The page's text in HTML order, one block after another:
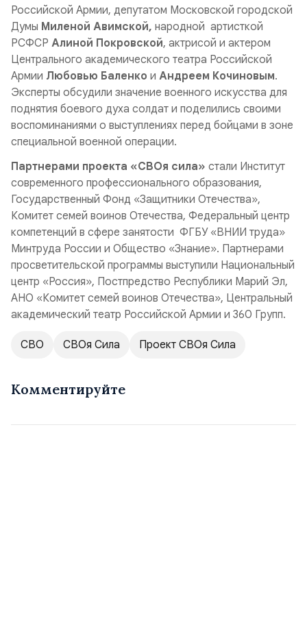
Российской Армии, депутатом Московской городской
Думы Миленой Авимской, народной артисткой
РСФСР Алиной Покровской, актрисой и актером
Центрального академического театра Российской
Армии Любовью Баленко и Андреем Кочиновым.
Эксперты обсудили значение военного искусства для
поднятия боевого духа солдат и поделились своими
воспоминаниями о выступлениях перед бойцами в зоне
специальной военной операции.
Партнерами проекта «СВОя сила» стали Институт
современного профессионального образования,
Государственный Фонд «Защитники Отечества»,
Комитет семей воинов Отечества, Федеральный центр
компетенций в сфере занятости ФГБУ «ВНИИ труда»
Минтруда России и Общество «Знание». Партнерами
просветительской программы выступили Национальный
центр «Россия», Постпредство Республики Марий Эл,
АНО «Комитет семей воинов Отечества», Центральный
академический театр Российской Армии и 360 Групп.
СВО СВОя Сила Проект СВОя Сила
Комментируйте